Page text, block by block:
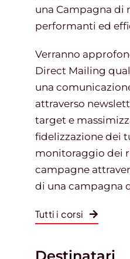
Chi siamo
una Campagna di
performanti ed
Verranno
Direct Mailing
una
attraverso
target e
fidelizzazione dei
monitoraggio dei
campagne
di una campagna
Tutti i corsi